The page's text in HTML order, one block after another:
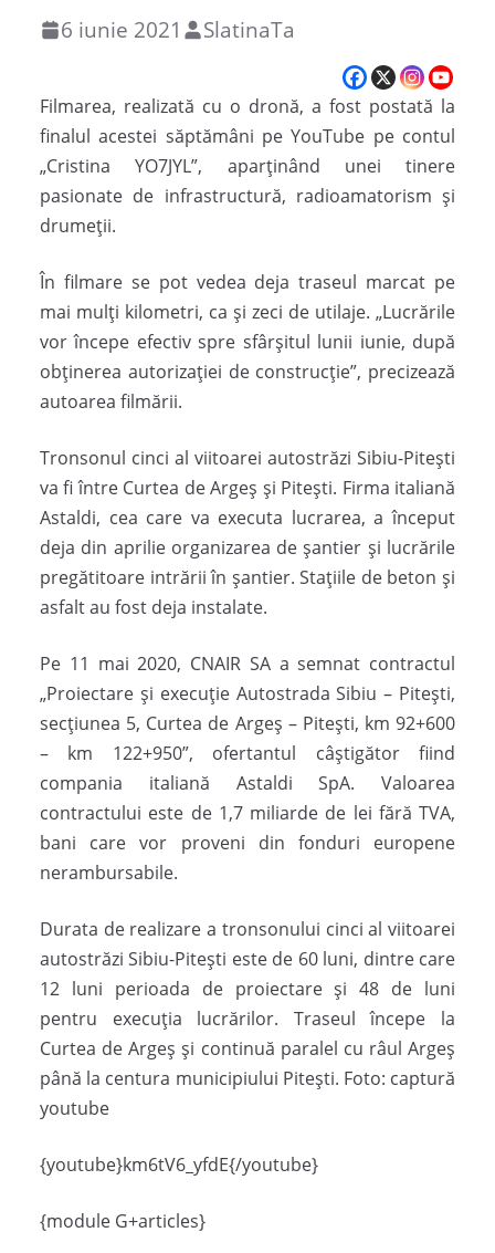
6 iunie 2021 SlatinaTa
Filmarea, realizată cu o dronă, a fost postată la
finalul acestei săptămâni pe YouTube pe contul
„Cristina YO7JYL”, aparţinând unei tinere
pasionate de infrastructură, radioamatorism şi
drumeţii.
În filmare se pot vedea deja traseul marcat pe
mai mulţi kilometri, ca şi zeci de utilaje. „Lucrările
vor începe efectiv spre sfârşitul lunii iunie, după
obţinerea autorizaţiei de construcţie”, precizează
autoarea filmării.
Tronsonul cinci al viitoarei autostrăzi Sibiu-Piteşti
va fi între Curtea de Argeş şi Piteşti. Firma italiană
Astaldi, cea care va executa lucrarea, a început
deja din aprilie organizarea de şantier şi lucrările
pregătitoare intrării în şantier. Staţiile de beton şi
asfalt au fost deja instalate.
Pe 11 mai 2020, CNAIR SA a semnat contractul
„Proiectare şi execuţie Autostrada Sibiu – Piteşti,
secţiunea 5, Curtea de Argeş – Piteşti, km 92+600
– km 122+950”, ofertantul câştigător fiind
compania italiană Astaldi SpA. Valoarea
contractului este de 1,7 miliarde de lei fără TVA,
bani care vor proveni din fonduri europene
nerambursabile.
Durata de realizare a tronsonului cinci al viitoarei
autostrăzi Sibiu-Piteşti este de 60 luni, dintre care
12 luni perioada de proiectare şi 48 de luni
pentru execuţia lucrărilor. Traseul începe la
Curtea de Argeş şi continuă paralel cu râul Argeş
până la centura municipiului Piteşti. Foto: captură
youtube
{youtube}km6tV6_yfdE{/youtube}
{module G+articles}